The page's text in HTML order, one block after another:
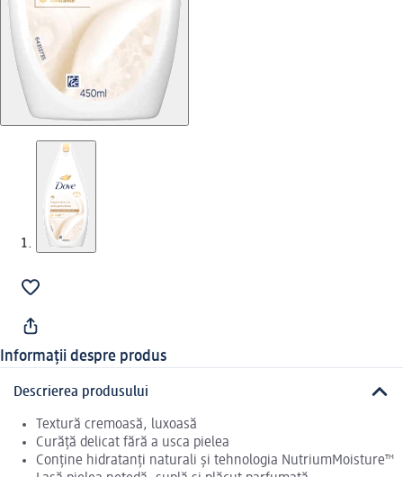
Informații despre produs
Descrierea produsului
Textură cremoasă, luxoasă
Curăță delicat fără a usca pielea
Conține hidratanți naturali și tehnologia NutriumMoisture™